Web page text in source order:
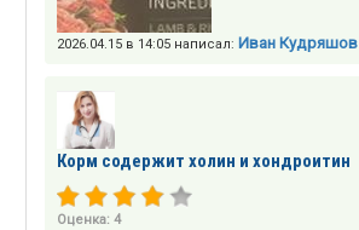
2026.04.15 в 14:05 написал: Иван Кудряшов
Корм содержит холин и хондроитин
Оценка: 4